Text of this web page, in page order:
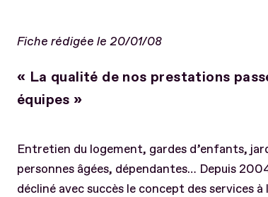
Fiche rédigée le 20/01/08
« La qualité de nos prestations
équipes »
Entretien du logement, gardes d’enfants,
personnes âgées, dépendantes… Depuis
décliné avec succès le concept des services à